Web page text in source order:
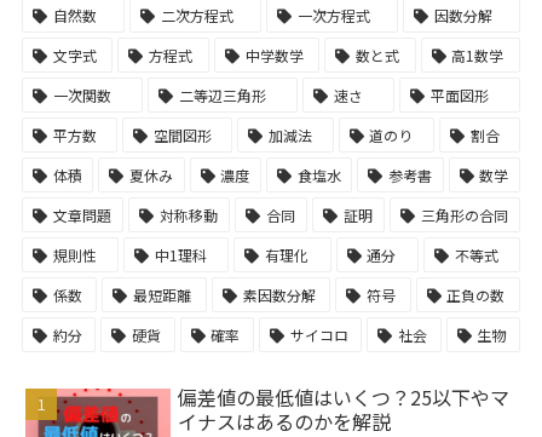
自然数
二次方程式 一次方程式
因数分解
文字式
方程式 中学数学 数と式
高1数学
一次関数
二等辺三角形 速さ
平面図形
平方数
空間図形 加減法 道のり
割合
体積
夏休み 濃度 食塩水 参考書
数学
文章問題
対称移動 合同 証明
三角形の合同
規則性
中1理科 有理化 通分
不等式
係数
最短距離 素因数分解 符号
正負の数
約分
硬貨 確率 サイコロ 社会 生物
偏差値の最低値はいくつ？25以下やマ
イナスはあるのかを解説